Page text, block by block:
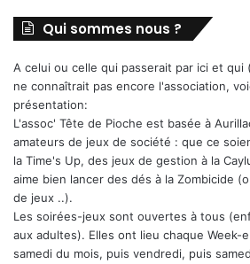
Qui sommes nous ?
A celui ou celle qui passerait par ici et qui
ne connaîtrait pas encore l'association,
présentation:
L'assoc' Tête de Pioche est basée à
amateurs de jeux de société : que ce
la Time's Up, des jeux de gestion à la
aime bien lancer des dés à la Zombicide
de jeux ..).
Les soirées-jeux sont ouvertes à tous
aux adultes). Elles ont lieu chaque Week-
samedi du mois, puis vendredi, puis